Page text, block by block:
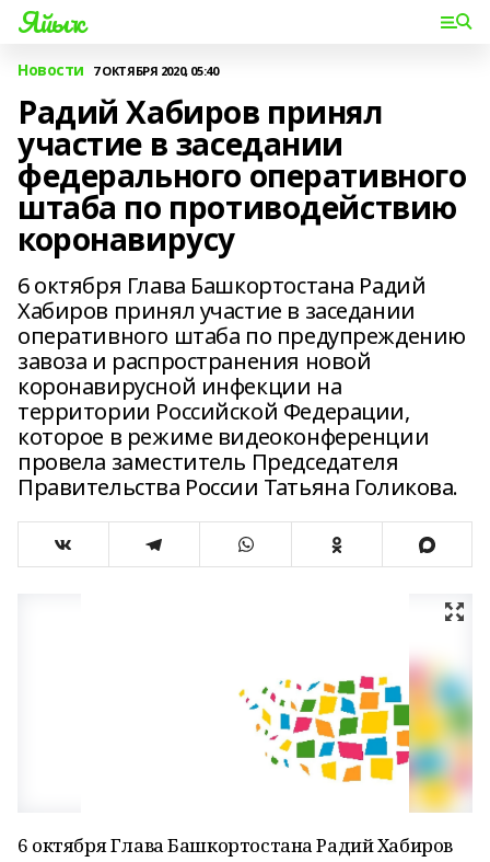
Яйыҡ
Новости 7 ОКТЯБРЯ 2020, 05:40
Радий Хабиров принял
участие в заседании
федерального оперативного
штаба по противодействию
коронавирусу
6 октября Глава Башкортостана Радий
Хабиров принял участие в заседании
оперативного штаба по предупреждению
завоза и распространения новой
коронавирусной инфекции на
территории Российской Федерации,
которое в режиме видеоконференции
провела заместитель Председателя
Правительства России Татьяна Голикова.
6 октября Глава Башкортостана Радий Хабиров